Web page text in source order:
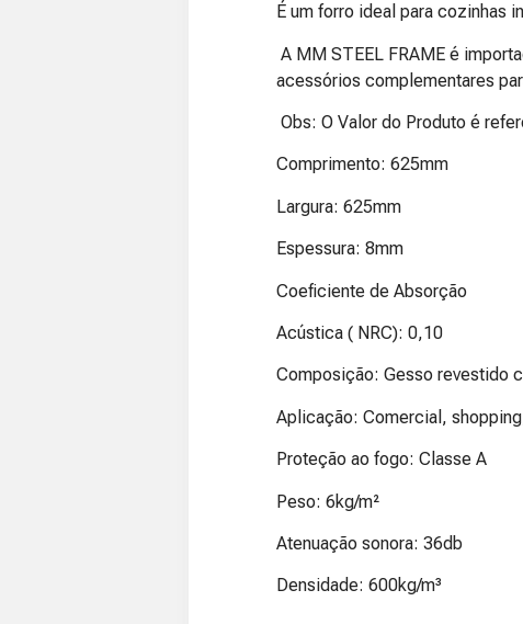
É um forro ideal para cozinhas
A MM STEEL FRAME é
acessórios complementares
Obs: O Valor do Produto é
Comprimento: 625mm
Largura: 625mm
Espessura: 8mm
Coeficiente de Absorção
Acústica ( NRC): 0,10
Composição: Gesso revestido
Aplicação: Comercial,
Proteção ao fogo: Classe A
Peso: 6kg/m²
Atenuação sonora: 36db
Densidade: 600kg/m³